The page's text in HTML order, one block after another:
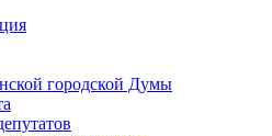
городской Думы